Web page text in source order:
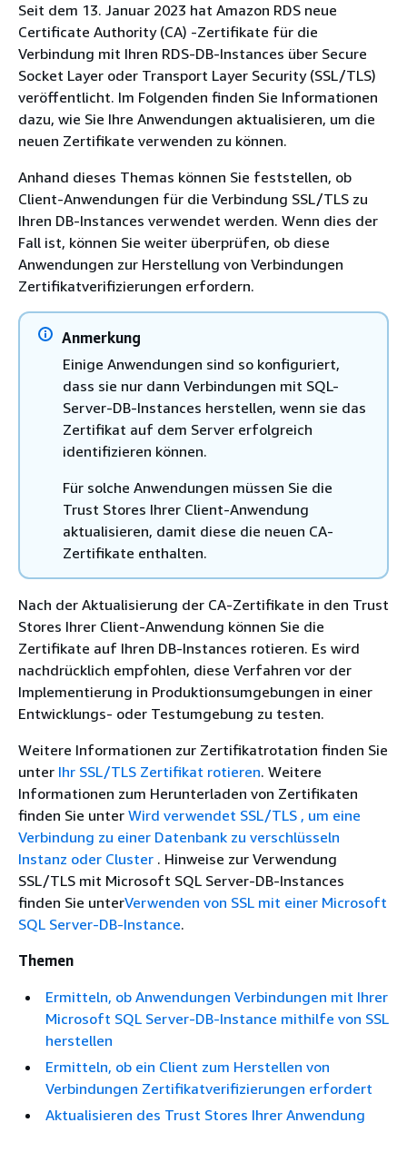
Seit dem 13. Januar 2023 hat Amazon RDS neue
Certificate Authority (CA) -Zertifikate für die
Verbindung mit Ihren RDS-DB-Instances über Secure
Socket Layer oder Transport Layer Security (SSL/TLS)
veröffentlicht. Im Folgenden finden Sie Informationen
dazu, wie Sie Ihre Anwendungen aktualisieren, um die
neuen Zertifikate verwenden zu können.
Anhand dieses Themas können Sie feststellen, ob
Client-Anwendungen für die Verbindung SSL/TLS zu
Ihren DB-Instances verwendet werden. Wenn dies der
Fall ist, können Sie weiter überprüfen, ob diese
Anwendungen zur Herstellung von Verbindungen
Zertifikatverifizierungen erfordern.
Anmerkung
Einige Anwendungen sind so konfiguriert,
dass sie nur dann Verbindungen mit SQL-
Server-DB-Instances herstellen, wenn sie das
Zertifikat auf dem Server erfolgreich
identifizieren können.
Für solche Anwendungen müssen Sie die
Trust Stores Ihrer Client-Anwendung
aktualisieren, damit diese die neuen CA-
Zertifikate enthalten.
Nach der Aktualisierung der CA-Zertifikate in den Trust
Stores Ihrer Client-Anwendung können Sie die
Zertifikate auf Ihren DB-Instances rotieren. Es wird
nachdrücklich empfohlen, diese Verfahren vor der
Implementierung in Produktionsumgebungen in einer
Entwicklungs- oder Testumgebung zu testen.
Weitere Informationen zur Zertifikatrotation finden Sie
unter Ihr SSL/TLS Zertifikat rotieren. Weitere
Informationen zum Herunterladen von Zertifikaten
finden Sie unter Wird verwendet SSL/TLS , um eine
Verbindung zu einer Datenbank zu verschlüsseln
Instanz oder Cluster . Hinweise zur Verwendung
SSL/TLS mit Microsoft SQL Server-DB-Instances
finden Sie unterVerwenden von SSL mit einer Microsoft
SQL Server-DB-Instance.
Themen
Ermitteln, ob Anwendungen Verbindungen mit Ihrer
Microsoft SQL Server-DB-Instance mithilfe von SSL
herstellen
Ermitteln, ob ein Client zum Herstellen von
Verbindungen Zertifikatverifizierungen erfordert
Aktualisieren des Trust Stores Ihrer Anwendung